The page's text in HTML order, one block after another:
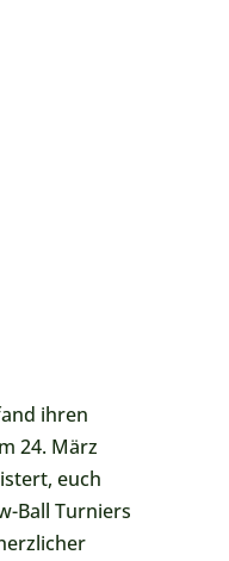
ihren
24. März
euch
Ball Turniers